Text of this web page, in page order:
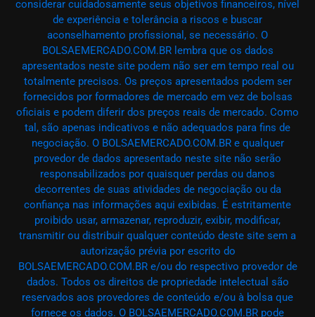
considerar cuidadosamente seus objetivos financeiros, nível
de experiência e tolerância a riscos e buscar
aconselhamento profissional, se necessário. O
BOLSAEMERCADO.COM.BR lembra que os dados
apresentados neste site podem não ser em tempo real ou
totalmente precisos. Os preços apresentados podem ser
fornecidos por formadores de mercado em vez de bolsas
oficiais e podem diferir dos preços reais de mercado. Como
tal, são apenas indicativos e não adequados para fins de
negociação. O BOLSAEMERCADO.COM.BR e qualquer
provedor de dados apresentado neste site não serão
responsabilizados por quaisquer perdas ou danos
decorrentes de suas atividades de negociação ou da
confiança nas informações aqui exibidas. É estritamente
proibido usar, armazenar, reproduzir, exibir, modificar,
transmitir ou distribuir qualquer conteúdo deste site sem a
autorização prévia por escrito do
BOLSAEMERCADO.COM.BR e/ou do respectivo provedor de
dados. Todos os direitos de propriedade intelectual são
reservados aos provedores de conteúdo e/ou à bolsa que
fornece os dados. O BOLSAEMERCADO.COM.BR pode